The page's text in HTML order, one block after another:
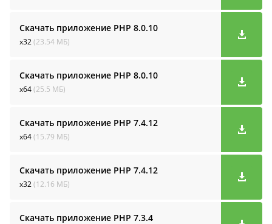
Скачать приложение PHP 8.0.10
x32(23.54 МБ)
Скачать приложение PHP 8.0.10
x64(25.5 МБ)
Скачать приложение PHP 7.4.12
x64(15.79 МБ)
Скачать приложение PHP 7.4.12
x32(12.16 МБ)
Скачать приложение PHP 7.3.4